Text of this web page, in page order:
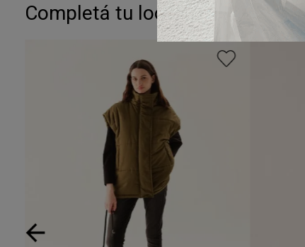
Completá tu look: